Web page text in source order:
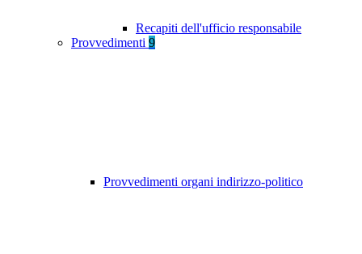
Recapiti dell'ufficio responsabile
Provvedimenti 9
Provvedimenti organi indirizzo-politico